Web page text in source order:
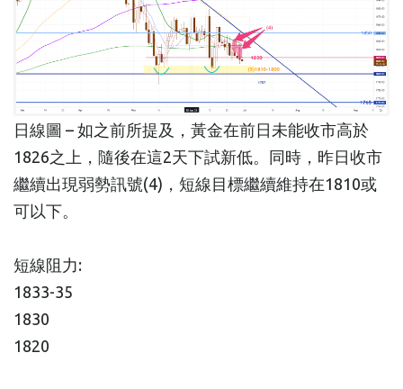
日線圖 – 如之前所提及，黃金在前日未能收市高於
1826之上，隨後在這2天下試新低。同時，昨日收市
繼續出現弱勢訊號(4)，短線目標繼續維持在1810或
可以下。
短線阻力:
1833-35
1830
1820